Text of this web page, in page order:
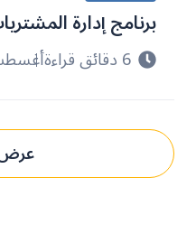
برنامج إدارة
6 دقائق قراءة أغسطس 2,
عرض